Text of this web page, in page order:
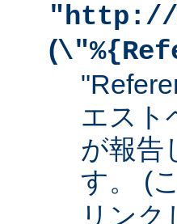
"http://
(
エスト
が報告
す。 (
リン